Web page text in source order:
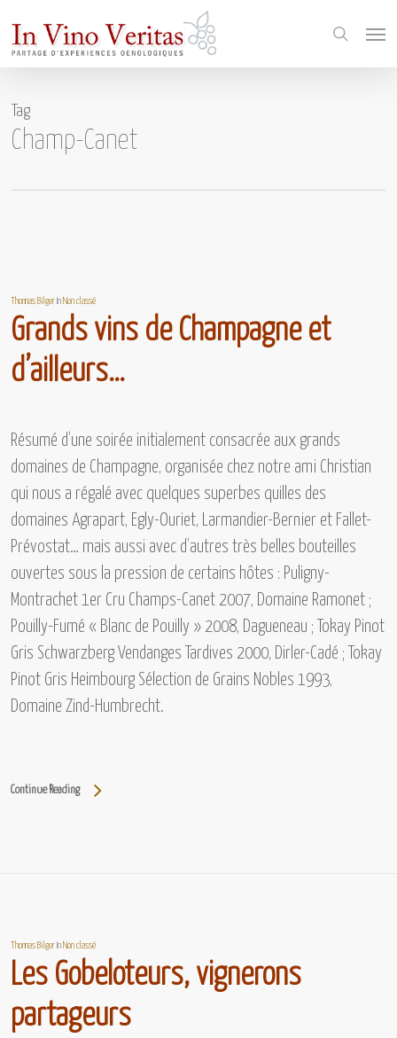
main
search
Tag
Champ-Canet
Thomas Bilger InNon classé
Grands vins de Champagne et
d’ailleurs…
Résumé d’une soirée initialement consacrée aux grands
domaines de Champagne, organisée chez notre ami Christian
qui nous a régalé avec quelques superbes quilles des
domainesAgrapart, Egly-Ouriet, Larmandier-Bernier et Fallet-
Prévostat… mais aussi avec d’autres très belles bouteilles
ouvertes sous la pression de certains hôtes : Puligny-
Montrachet 1er Cru Champs-Canet 2007, Domaine Ramonet ;
Pouilly-Fumé « Blanc de Pouilly » 2008, Dagueneau ; Tokay Pinot
Gris Schwarzberg Vendanges Tardives 2000, Dirler-Cadé ; Tokay
Pinot Gris Heimbourg Sélection de Grains Nobles 1993,
Domaine Zind-Humbrecht.
Continue Reading
Thomas Bilger InNon classé
Les Gobeloteurs, vignerons
partageurs